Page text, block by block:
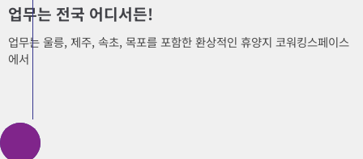
업무는 전국 어디서든!
업무는 울릉, 제주, 속초, 목포를 포함한 환상적인 휴양지 코워킹스페이스
에서